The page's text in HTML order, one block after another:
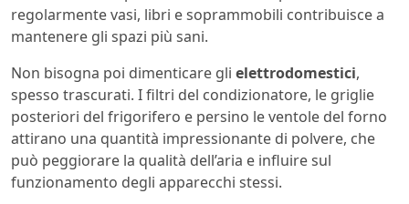
regolarmente vasi, libri e soprammobili contribuisce a
mantenere gli spazi più sani.
Non bisogna poi dimenticare gli elettrodomestici,
spesso trascurati. I filtri del condizionatore, le griglie
posteriori del frigorifero e persino le ventole del forno
attirano una quantità impressionante di polvere, che
può peggiorare la qualità dell’aria e influire sul
funzionamento degli apparecchi stessi.